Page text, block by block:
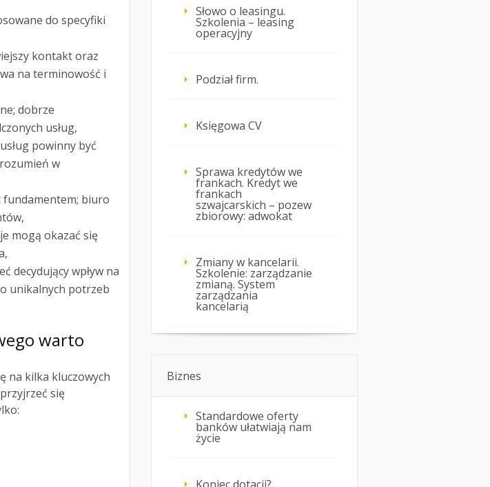
do specyfiki
kontakt oraz
na terminowość i
dobrze
usług,
powinny być
w
fundamentem; biuro
mogą okazać się
decydujący wpływ na
unikalnych potrzeb
warto
na kilka kluczowych
się
Słowo o leasingu.
Szkolenia – leasing
operacyjny
Podział firm.
Księgowa CV
Sprawa kredytów we
frankach. Kredyt we
frankach
szwajcarskich – pozew
zbiorowy: adwokat
Zmiany w kancelarii.
Szkolenie: zarządzanie
zmianą. System
zarządzania
kancelarią
Biznes
Standardowe oferty
banków ułatwiają nam
życie